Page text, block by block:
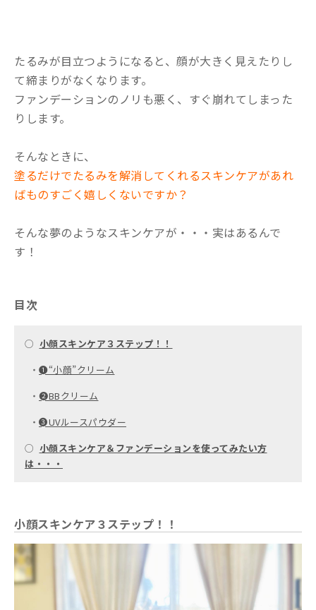
たるみが目立つようになると、顔が大きく見えたりし
て締まりがなくなります。
ファンデーションのノリも悪く、すぐ崩れてしまった
りします。
そんなときに、
塗るだけでたるみを解消してくれるスキンケアがあれ
ばものすごく嬉しくないですか？
そんな夢のようなスキンケアが・・・実はあるんで
す！
目次
○ 小顔スキンケア３ステップ！！
・ ➊“小顔”クリーム
・ ➋BBクリーム
・ ➌UVルースパウダー
○ 小顔スキンケア＆ファンデーションを使ってみたい方
は・・・
小顔スキンケア３ステップ！！